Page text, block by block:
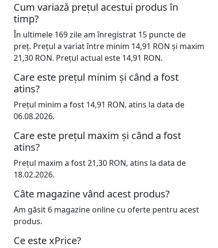
Cum variază prețul acestui produs în
timp?
În ultimele 169 zile am înregistrat 15 puncte de
preț. Prețul a variat între minim 14,91 RON și maxim
21,30 RON. Prețul actual este 14,91 RON.
Care este prețul minim și când a fost
atins?
Prețul minim a fost 14,91 RON, atins la data de
06.08.2026.
Care este prețul maxim și când a fost
atins?
Prețul maxim a fost 21,30 RON, atins la data de
18.02.2026.
Câte magazine vând acest produs?
Am găsit 6 magazine online cu oferte pentru acest
produs.
Ce este xPrice?